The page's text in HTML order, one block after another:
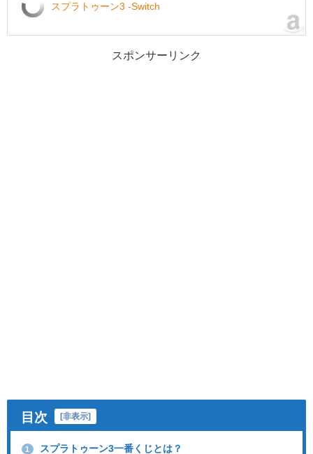
スプラトゥーン3 -Switch
スポンサーリンク
目次 [非表示]
1 スプラトゥーン3一番くじとは？